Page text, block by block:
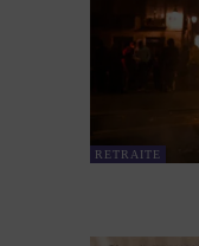
RETRAITE